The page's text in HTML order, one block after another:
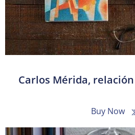
Carlos Mérida,
Buy Now